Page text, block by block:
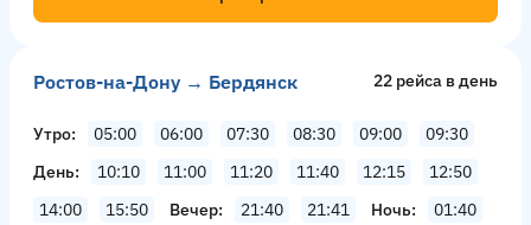
Ростов-на-Дону → Бердянск 22 рейсa в день
Утро 05:00 06:00 07:30 08:30 09:00
09:30
День
10:10 11:00 11:20 11:40 12:15
12:50
14:00
15:50 Вечер 21:40 21:41 Ночь
01:40